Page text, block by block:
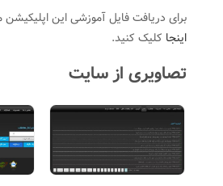
برای دریافت فایل آموزشی این اپلیکیشن
اینجا کلیک کنید.
تصاویری از سایت